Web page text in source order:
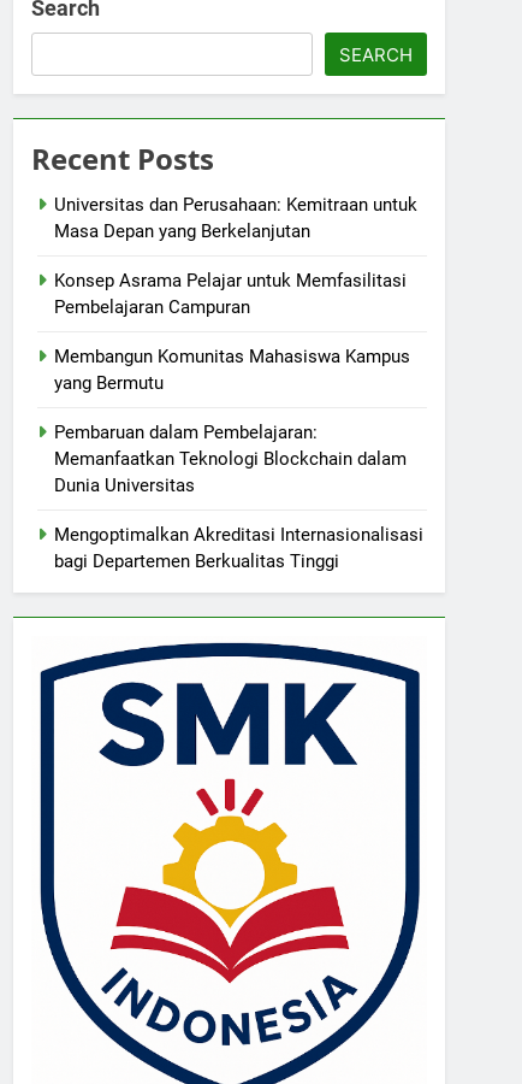
Search
SEARCH
Recent Posts
Universitas dan Perusahaan: Kemitraan untuk
Masa Depan yang Berkelanjutan
Konsep Asrama Pelajar untuk Memfasilitasi
Pembelajaran Campuran
Membangun Komunitas Mahasiswa Kampus
yang Bermutu
Pembaruan dalam Pembelajaran:
Memanfaatkan Teknologi Blockchain dalam
Dunia Universitas
Mengoptimalkan Akreditasi Internasionalisasi
bagi Departemen Berkualitas Tinggi